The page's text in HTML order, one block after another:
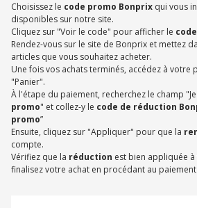
Choisissez le code promo Bonprix qui vous
disponibles sur notre site.
Cliquez sur "Voir le code" pour afficher le
Rendez-vous sur le site de Bonprix et mettez
articles que vous souhaitez acheter.
Une fois vos achats terminés, accédez à votre
"Panier".
À l'étape du paiement, recherchez le champ
promo" et collez-y le code de réduction
promo”
Ensuite, cliquez sur "Appliquer" pour que la
compte.
Vérifiez que la réduction est bien appliquée
finalisez votre achat en procédant au paiement.